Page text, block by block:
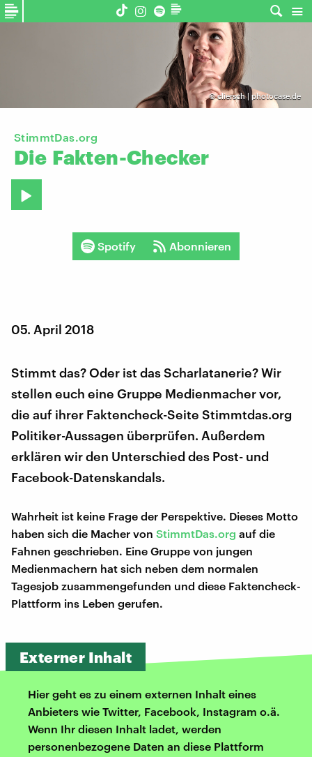
©cliersch | photocase.de
StimmtDas.org
Die Fakten-Checker
Spotify Abonnieren
05. April 2018
Stimmt das? Oder ist das Scharlatanerie? Wir
stellen euch eine Gruppe Medienmacher vor,
die auf ihrer Faktencheck-Seite Stimmtdas.org
Politiker-Aussagen überprüfen. Außerdem
erklären wir den Unterschied des Post- und
Facebook-Datenskandals.
Wahrheit ist keine Frage der Perspektive. Dieses Motto
haben sich die Macher von StimmtDas.org auf die
Fahnen geschrieben. Eine Gruppe von jungen
Medienmachern hat sich neben dem normalen
Tagesjob zusammengefunden und diese Faktencheck-
Plattform ins Leben gerufen.
Externer Inhalt
Hier geht es zu einem externen Inhalt eines
Anbieters wie Twitter, Facebook, Instagram o.ä.
Wenn Ihr diesen Inhalt ladet, werden
personenbezogene Daten an diese Plattform